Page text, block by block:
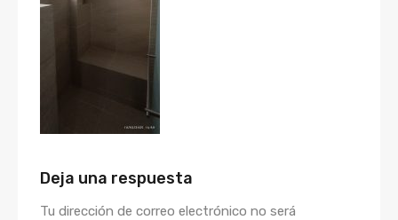
Deja una respuesta
Tu dirección de correo electrónico no será